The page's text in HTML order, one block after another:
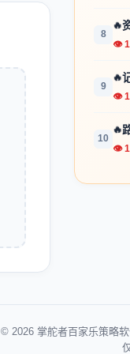
8
🔥
👁
9
🔥
👁
10
🔥
👁
© 2026 掌舵者百家乐策略